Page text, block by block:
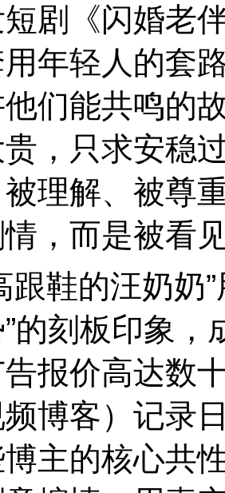
剧《闪婚老
年轻人的套
们能共鸣的
，只求安稳
理解、被尊
，而是被看
跟鞋的汪奶奶
的刻板印象
报价高达数
博客）记录
主的核心共